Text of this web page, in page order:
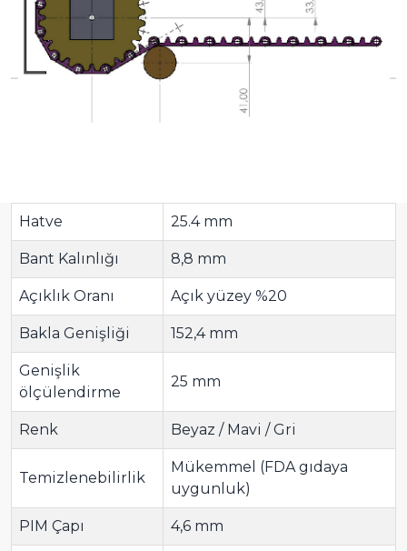
Hatve 25.4 mm
Bant Kalınlığı 8,8 mm
Açıklık Oranı Açık yüzey %20
Bakla Genişliği 152,4 mm
Genişlik
ölçülendirme
25 mm
Renk Beyaz / Mavi / Gri
Temizlenebilirlik
Mükemmel (FDA gıdaya
uygunluk)
PIM Çapı 4,6 mm